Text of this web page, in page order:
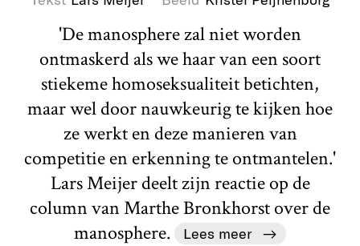
'De manosphere zal niet worden
ontmaskerd als we haar van een soort
stiekeme homoseksualiteit betichten,
maar wel door nauwkeurig te kijken hoe
ze werkt en deze manieren van
competitie en erkenning te ontmantelen.'
Lars Meijer deelt zijn reactie op de
column van Marthe Bronkhorst over de
manosphere.
Lees meer